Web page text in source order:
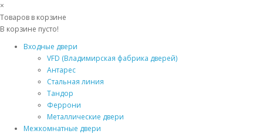
×
Товаров в корзине
В корзине пусто!
Входные двери
VFD (Владимирская фабрика дверей)
Антарес
Стальная линия
Тандор
Феррони
Металлические двери
Межкомнатные двери